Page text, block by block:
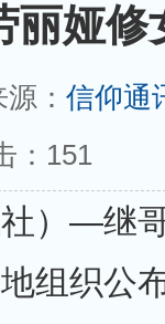
丽娅修
： 信仰通
： 151
）—继
组织公